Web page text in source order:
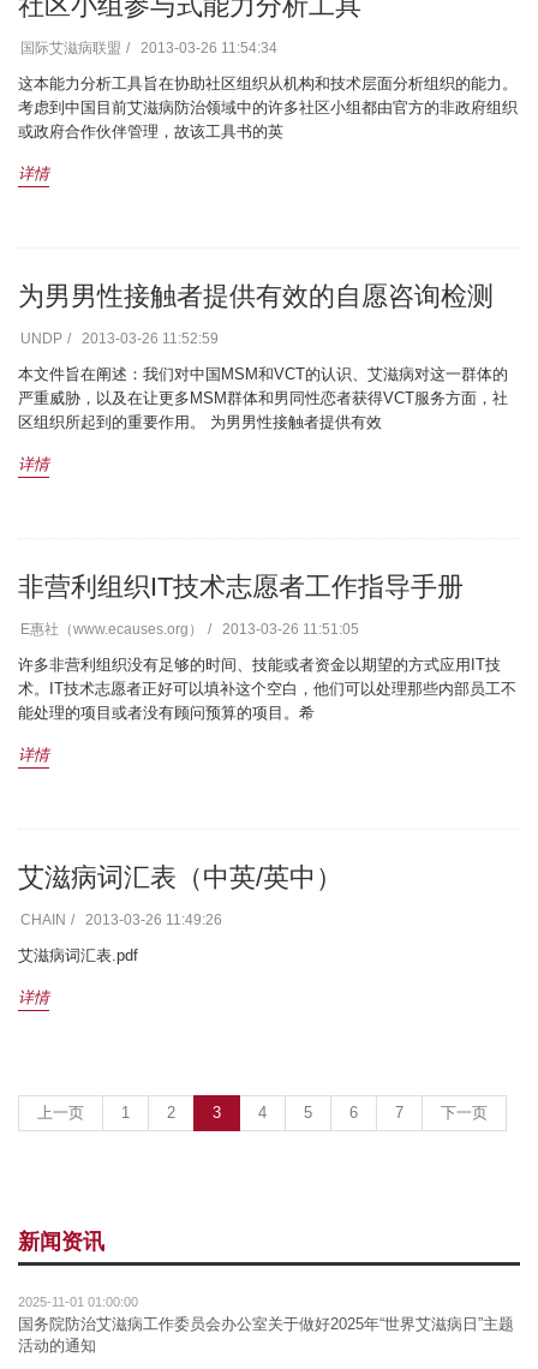
国际艾滋病联盟 2013-03-26 11:54:34
这本能力分析工具旨在协助社区组织从机构和技术层面分析组织的能力。
考虑到中国目前艾滋病防治领域中的许多社区小组都由官方的非政府组织
或政府合作伙伴管理，故该工具书的英
详情
为男男性接触者提供有效的自愿咨询检测
UNDP 2013-03-26 11:52:59
本文件旨在阐述：我们对中国MSM和VCT的认识、艾滋病对这一群体的
严重威胁，以及在让更多MSM群体和男同性恋者获得VCT服务方面，社
区组织所起到的重要作用。 为男男性接触者提供有效
详情
非营利组织IT技术志愿者工作指导手册
E惠社（www.ecauses.org） 2013-03-26 11:51:05
许多非营利组织没有足够的时间、技能或者资金以期望的方式应用IT技
术。IT技术志愿者正好可以填补这个空白，他们可以处理那些内部员工不
能处理的项目或者没有顾问预算的项目。希
详情
艾滋病词汇表（中英/英中）
CHAIN 2013-03-26 11:49:26
艾滋病词汇表.pdf
详情
上一页 1 2 3(current)
4 5 6 7 下一页
新闻资讯
2025-11-01 01:00:00
国务院防治艾滋病工作委员会办公室关于做好2025年“世界艾滋病日”主题
活动的通知